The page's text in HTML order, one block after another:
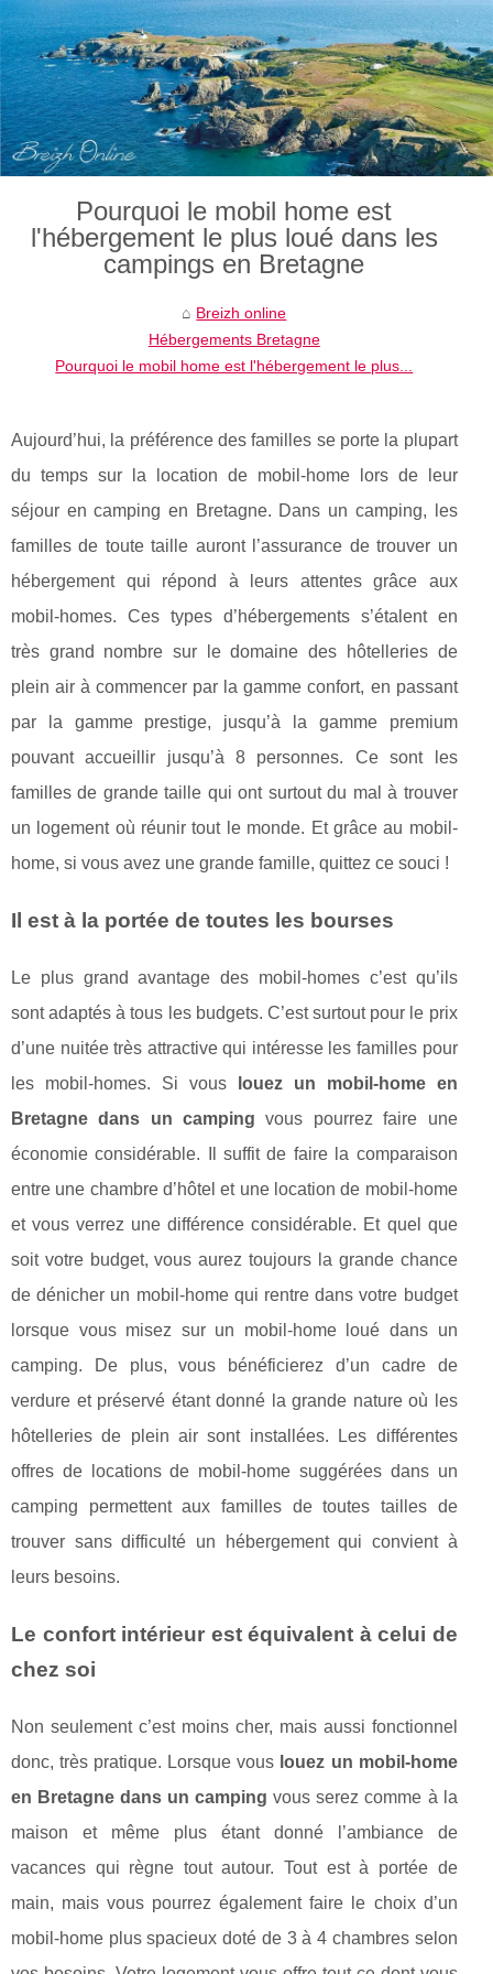
Pourquoi le mobil home est
l'hébergement le plus loué dans les
campings en Bretagne
Breizh online
Hébergements Bretagne
Pourquoi le mobil home est l'hébergement le plus...
Aujourd’hui, la préférence des familles se porte la plupart
du temps sur la location de mobil-home lors de leur
séjour en camping en Bretagne. Dans un camping, les
familles de toute taille auront l’assurance de trouver un
hébergement qui répond à leurs attentes grâce aux
mobil-homes. Ces types d’hébergements s’étalent en
très grand nombre sur le domaine des hôtelleries de
plein air à commencer par la gamme confort, en passant
par la gamme prestige, jusqu’à la gamme premium
pouvant accueillir jusqu’à 8 personnes. Ce sont les
familles de grande taille qui ont surtout du mal à trouver
un logement où réunir tout le monde. Et grâce au mobil-
home, si vous avez une grande famille, quittez ce souci !
Il est à la portée de toutes les bourses
Le plus grand avantage des mobil-homes c’est qu’ils
sont adaptés à tous les budgets. C’est surtout pour le prix
d’une nuitée très attractive qui intéresse les familles pour
les mobil-homes. Si vous
louez un mobil-home en
Bretagne dans un camping vous pourrez faire une
économie considérable. Il suffit de faire la comparaison
entre une chambre d’hôtel et une location de mobil-home
et vous verrez une différence considérable. Et quel que
soit votre budget, vous aurez toujours la grande chance
de dénicher un mobil-home qui rentre dans votre budget
lorsque vous misez sur un mobil-home loué dans un
camping. De plus, vous bénéficierez d’un cadre de
verdure et préservé étant donné la grande nature où les
hôtelleries de plein air sont installées. Les différentes
offres de locations de mobil-home suggérées dans un
camping permettent aux familles de toutes tailles de
trouver sans difficulté un hébergement qui convient à
leurs besoins.
Le confort intérieur est équivalent à celui de
chez soi
Non seulement c’est moins cher, mais aussi fonctionnel
donc, très pratique. Lorsque vous louez un mobil-home
en Bretagne dans un camping vous serez comme à la
maison et même plus étant donné l’ambiance de
vacances qui règne tout autour. Tout est à portée de
main, mais vous pourrez également faire le choix d’un
mobil-home plus spacieux doté de 3 à 4 chambres selon